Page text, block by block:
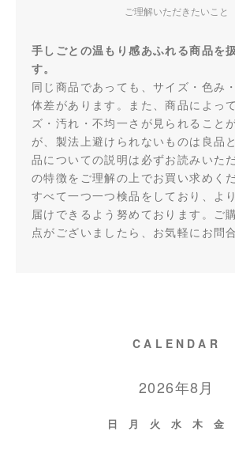
ご理解いただきたいこと
手しごとの温もり感あふれる商品を
す。
同じ商品であっても、サイズ・色み
体差があります。また、商品によっ
ズ・汚れ・不均一さが見られること
が、製法上避けられないものは良品
品についての説明は必ずお読みいた
の特徴をご理解の上でお買い求めく
すべて一つ一つ検品をしており、よ
届けできるよう努めております。ご
点がございましたら、お気軽にお問
CALENDAR
2026年8月
日 月 火 水 木 金